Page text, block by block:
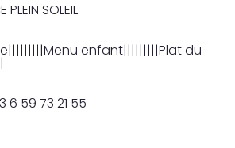
PLEIN SOLEIL
enfant|||||||||Plat du
6 59 73 21 55